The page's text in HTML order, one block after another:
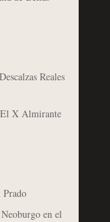
Reales
El X Almirante
Prado
en el